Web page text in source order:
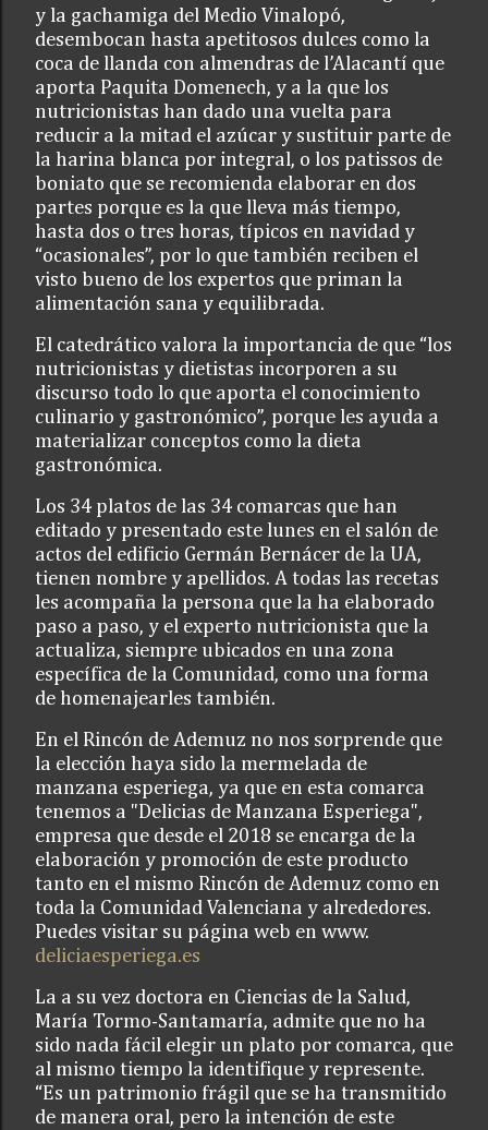
y la gachamiga del Medio Vinalopó,
desembocan hasta apetitosos dulces como la
coca de llanda con almendras de l’Alacantí que
aporta Paquita Domenech, y a la que los
nutricionistas han dado una vuelta para
reducir a la mitad el azúcar y sustituir parte de
la harina blanca por integral, o los patissos de
boniato que se recomienda elaborar en dos
partes porque es la que lleva más tiempo,
hasta dos o tres horas, típicos en navidad y
“ocasionales”, por lo que también reciben el
visto bueno de los expertos que priman la
alimentación sana y equilibrada.
El catedrático valora la importancia de que “los
nutricionistas y dietistas incorporen a su
discurso todo lo que aporta el conocimiento
culinario y gastronómico”, porque les ayuda a
materializar conceptos como la dieta
gastronómica.
Los 34 platos de las 34 comarcas que han
editado y presentado este lunes en el salón de
actos del edificio Germán Bernácer de la UA,
tienen nombre y apellidos. A todas las recetas
les acompaña la persona que la ha elaborado
paso a paso, y el experto nutricionista que la
actualiza, siempre ubicados en una zona
específica de la Comunidad, como una forma
de homenajearles también.
En el Rincón de Ademuz no nos sorprende que
la elección haya sido la mermelada de
manzana esperiega, ya que en esta comarca
tenemos a "Delicias de Manzana Esperiega",
empresa que desde el 2018 se encarga de la
elaboración y promoción de este producto
tanto en el mismo Rincón de Ademuz como en
toda la Comunidad Valenciana y alrededores.
Puedes visitar su página web en www.
deliciaesperiega.es
La a su vez doctora en Ciencias de la Salud,
María Tormo-Santamaría, admite que no ha
sido nada fácil elegir un plato por comarca, que
al mismo tiempo la identifique y represente.
“Es un patrimonio frágil que se ha transmitido
de manera oral, pero la intención de este